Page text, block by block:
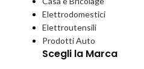
Elettrodomestici
Elettroutensili
Prodotti Auto
Scegli la Marca